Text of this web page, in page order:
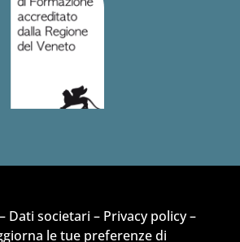
Dati societari – Privacy policy–
le tue preferenze di